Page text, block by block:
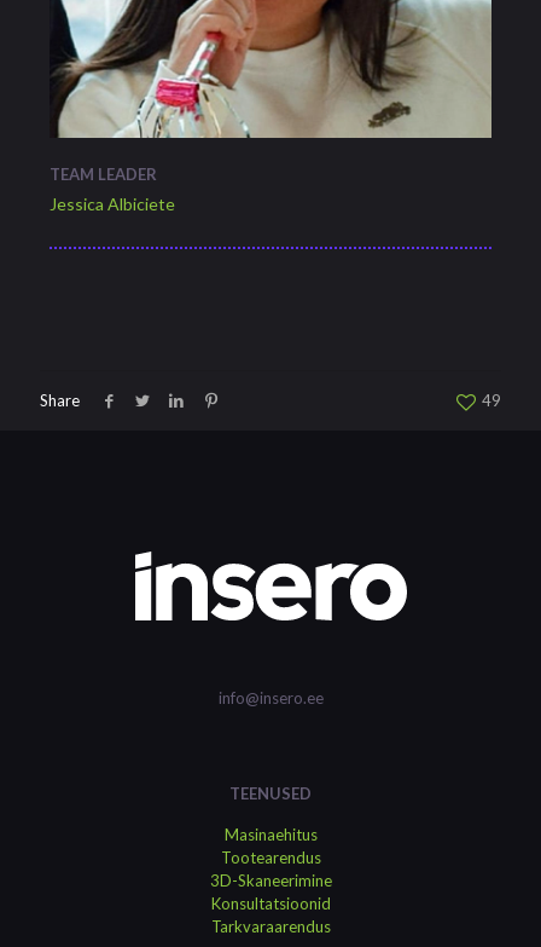
TEAM LEADER
Jessica Albiciete
Share 49
info@insero.ee
TEENUSED
Masinaehitus
Tootearendus
3D-Skaneerimine
Konsultatsioonid
Tarkvaraarendus